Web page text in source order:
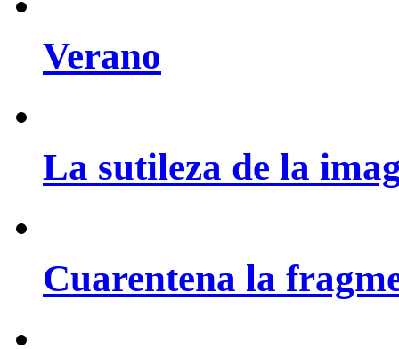
Verano
La sutileza de la
Cuarentena la